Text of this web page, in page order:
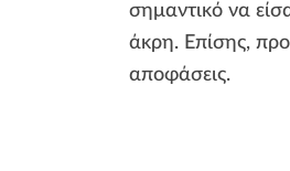
σημαντικό να
άκρη. Επίσης,
αποφάσεις.